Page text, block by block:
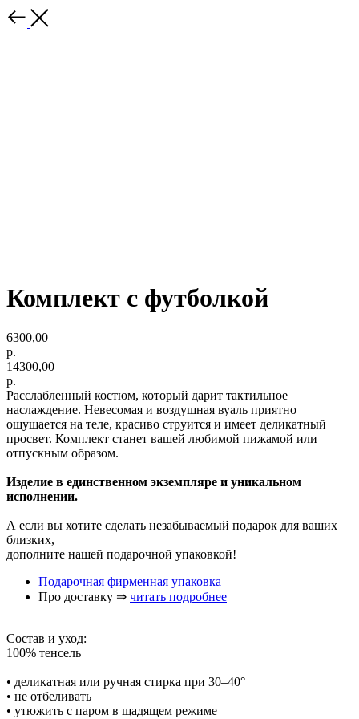
Комплект с футболкой
6300,00
р.
14300,00
р.
Расслабленный костюм, который дарит тактильное
наслаждение. Невесомая и воздушная вуаль приятно
ощущается на теле, красиво струится и имеет деликатный
просвет. Комплект станет вашей любимой пижамой или
отпускным образом.
Изделие в единственном экземпляре и уникальном
исполнении.
А если вы хотите сделать незабываемый подарок для ваших
близких,
дополните нашей подарочной упаковкой!
Подарочная фирменная упаковка
Про доставку ⇒ читать подробнее
Состав и уход:
100% тенсель
• деликатная или ручная стирка при 30–40°
• не отбеливать
• утюжить с паром в щадящем режиме